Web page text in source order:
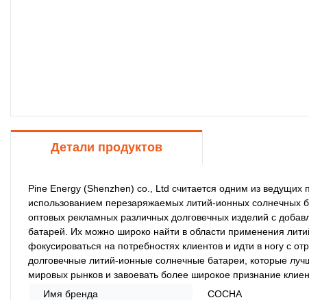
Детали продуктов
Pine Energy (Shenzhen) co., Ltd считается одним из ведущих
использованием перезаряжаемых литий-ионных солнечных
оптовых рекламных различных долговечных изделий с
батарей. Их можно широко найти в области применения
фокусироваться на потребностях клиентов и идти в ногу с
долговечные литий-ионные солнечные батареи, которые
мировых рынков и завоевать более широкое признание
Имя бренда
СОСНА